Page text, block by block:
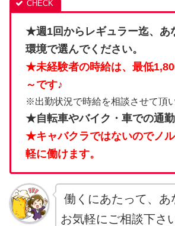
★週1回からレギュラー迄、あ
環境で選んでください。
★未経験者の時給は、最低
～です♪
※出勤状況で時給を相談させて頂
★自転車やバイク・車での通勤
★キャバクラではないのでノ
軽に働けます。
働くにあたって、あ
お気軽にご相談下さ